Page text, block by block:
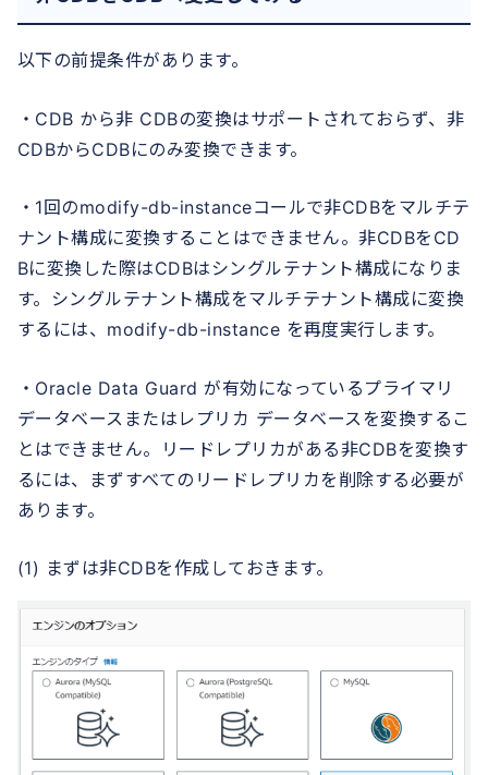
以下の前提条件があります。
・CDB から非 CDBの変換はサポートされておらず、非
CDBからCDBにのみ変換できます。
・1回のmodify-db-instanceコールで非CDBをマルチテ
ナント構成に変換することはできません。非CDBをCD
Bに変換した際はCDBはシングルテナント構成になりま
す。シングルテナント構成をマルチテナント構成に変換
するには、modify-db-instance を再度実行します。
・Oracle Data Guard が有効になっているプラ​​イマリ
データベースまたはレプリカ データベースを変換するこ
とはできません。リードレプリカがある非CDBを変換す
るには、まずすべてのリードレプリカを削除する必要が
あります。
(1) まずは非CDBを作成しておきます。